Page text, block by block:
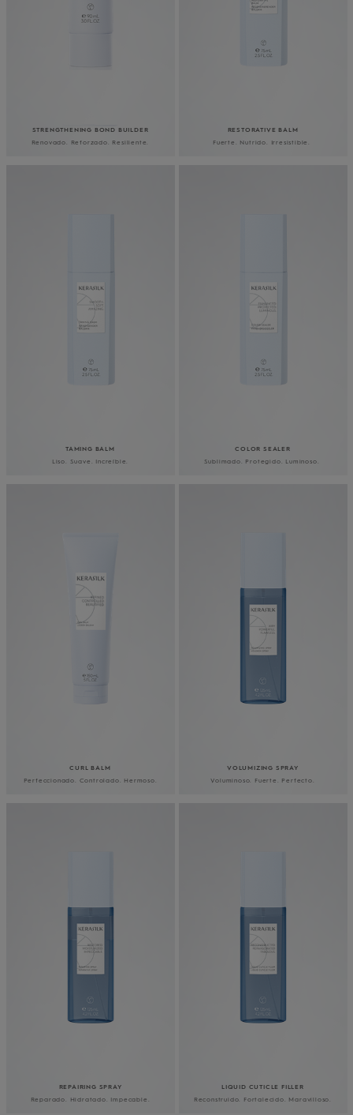
STRENGTHENING BOND BUILDER
Renovado. Reforzado. Resiliente.
RESTORATIVE BALM
Fuerte. Nutrido. Irresistible.
TAMING BALM
Liso. Suave. Increíble.
COLOR SEALER
Sublimado. Protegido. Luminoso.
CURL BALM
Perfeccionado. Controlado. Hermoso.
VOLUMIZING SPRAY
Voluminoso. Fuerte. Perfecto.
REPAIRING SPRAY
Reparado. Hidratado. Impecable.
LIQUID CUTICLE FILLER
Reconstruido. Fortalecido. Maravilloso.